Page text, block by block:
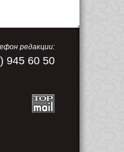
редакции:
945 60 50